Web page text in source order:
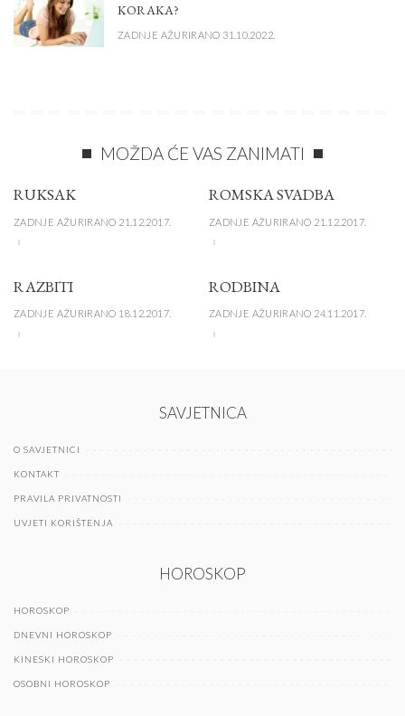
KORAKA?
ZADNJE AŽURIRANO 31.10.2022.
MOŽDA ĆE VAS ZANIMATI
RUKSAK
ZADNJE AŽURIRANO 21.12.2017.
ROMSKA SVADBA
ZADNJE AŽURIRANO 21.12.2017.
RAZBITI
ZADNJE AŽURIRANO 18.12.2017.
RODBINA
ZADNJE AŽURIRANO 24.11.2017.
SAVJETNICA
O SAVJETNICI
KONTAKT
PRAVILA PRIVATNOSTI
UVJETI KORIŠTENJA
HOROSKOP
HOROSKOP
DNEVNI HOROSKOP
KINESKI HOROSKOP
OSOBNI HOROSKOP